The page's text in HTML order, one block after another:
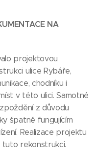
NA
projektovou
ulice Rybáře,
chodníku i
v této ulici. Samotné
z důvodu
špatně fungujícím
Realizace projektu
tuto rekonstrukci.